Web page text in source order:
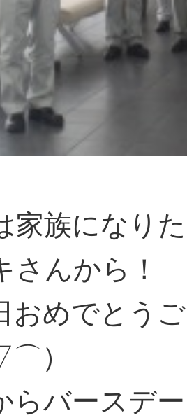
家族になり
さんから！
おめでとう
）
らバースデ